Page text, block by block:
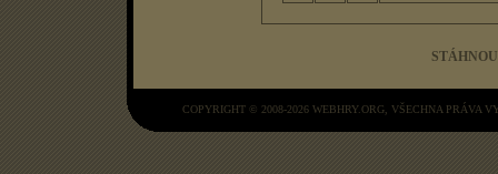
COPYRIGHT © 2008-2026 WEBHRY.ORG , VŠECHNA PRÁVA